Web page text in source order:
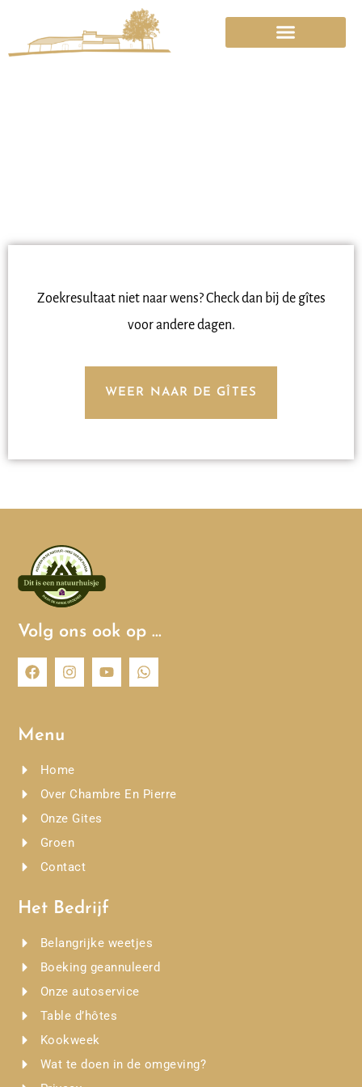
Zoekresultaat niet naar wens? Check dan bij de gîtes
voor andere dagen.
WEER NAAR DE GÎTES
Volg ons ook op …
Menu
Home
Over Chambre En Pierre
Onze Gites
Groen
Contact
Het Bedrijf
Belangrijke weetjes
Boeking geannuleerd
Onze autoservice
Table d’hôtes
Kookweek
Wat te doen in de omgeving?